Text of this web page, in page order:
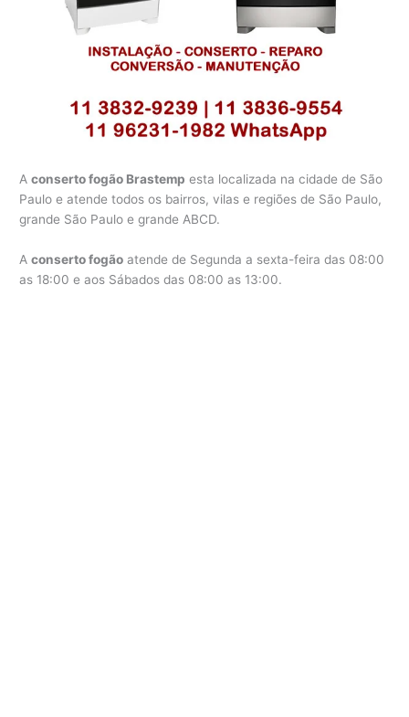
Aconserto fogão Brastemp esta localizada na cidade de São
Paulo e atende todos os bairros, vilas e regiões de São Paulo,
grande São Paulo e grande ABCD.
Aconserto fogão atende de Segunda a sexta-feira das 08:00
as 18:00 e aos Sábados das 08:00 as 13:00.